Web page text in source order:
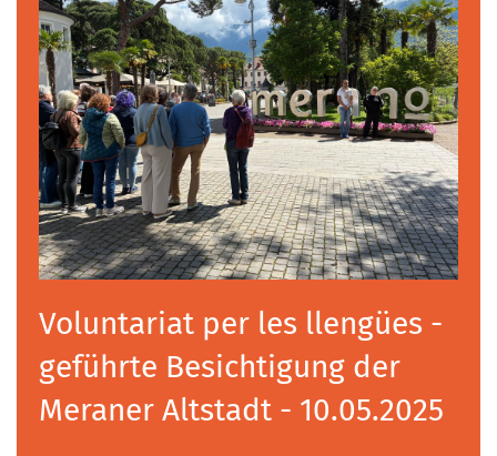
Voluntariat per les llengües -
geführte Besichtigung der
Meraner Altstadt - 10.05.2025